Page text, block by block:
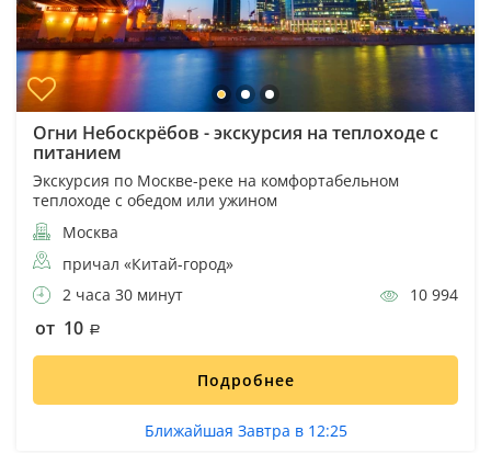
Огни Небоскрёбов - экскурсия на теплоходе с
питанием
Экскурсия по Москве-реке на комфортабельном
теплоходе с обедом или ужином
Москва
причал «Китай-город»
2 часа 30 минут
10 994
от 10
Подробнее
Ближайшая Завтра в 12:25